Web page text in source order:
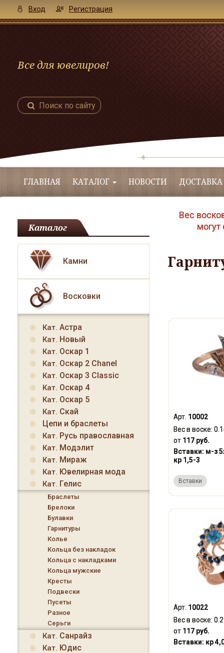
Вход Регистрация
Все для ювелиров!
Поиск по сайту
ГЛАВНАЯ КАТАЛОГ НОВОСТИ
Вес
могут
Арт. 10002
Вес в воске:
от 117 руб.
Вставки: м-з
кр 1,5-3
Вставки
Арт. 10022
Вес в воске:
от 117 руб.
Вставки: кр
Каталог
Камни
Восковки
Кат. Астра
Кат. Новый
Кат. Оскар 1
Кат. Оскар 2 Chanel
Кат. Оскар 3 Classic
Кат. Оскар 4
Кат. Оскар 5
Кат. Скай
Цепи и браслеты
Кат. Русь православная
Кат. Модэлит
Кат. Мираж
Кат. Ювелирная мода
Кат. Гелис
Браслеты
Брелоки
Булавки
Гарнитуры
Колье
Кольца без накладок
Кольца с накладками
Кольца мужские
Кресты
Подвески
Пусеты
Разное
Серьги
Кат. Санрайз
Кат. Юдис